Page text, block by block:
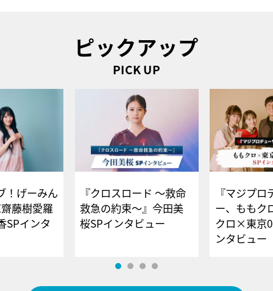
ピックアップ
PICK UP
！げーみん
藤樹愛羅
SPインタ
『クロスロード ～救命
救急の約束～』今田美
桜SPインタビュー
『マジプロ
ー、ももク
クロ×東京
ンタビュー